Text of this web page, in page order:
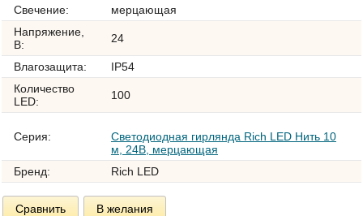
Свечение:
мерцающая
Напряжение,
В:
24
Влагозащита:
IP54
Количество
LED:
100
Серия:
Светодиодная гирлянда Rich LED Нить 10
м, 24В, мерцающая
Бренд:
Rich LED
Сравнить В желания